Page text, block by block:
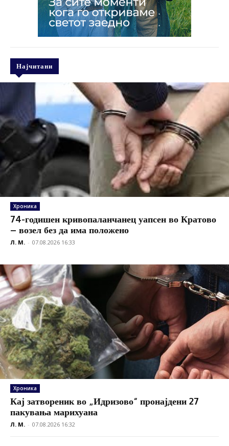
Најчитани
Хроника
74-годишен кривопаланчанец уапсен во Кратово
– возел без да има положено
Л. М. - 07.08.2026 16:33
Хроника
Кај затвореник во „Идризово“ пронајдени 27
пакувања марихуана
Л. М. - 07.08.2026 16:32